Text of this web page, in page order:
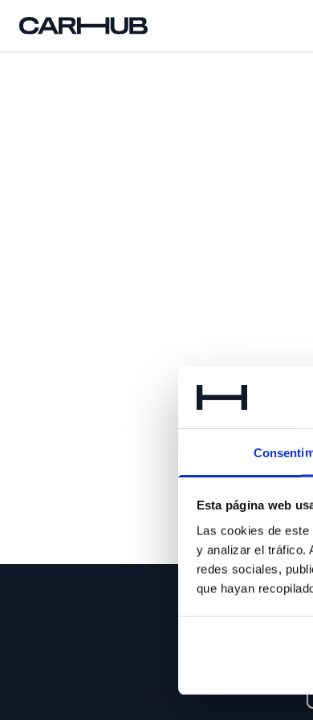
Esta página web
Las cookies de
y analizar el tráfico.
redes sociales,
que hayan
Carhub